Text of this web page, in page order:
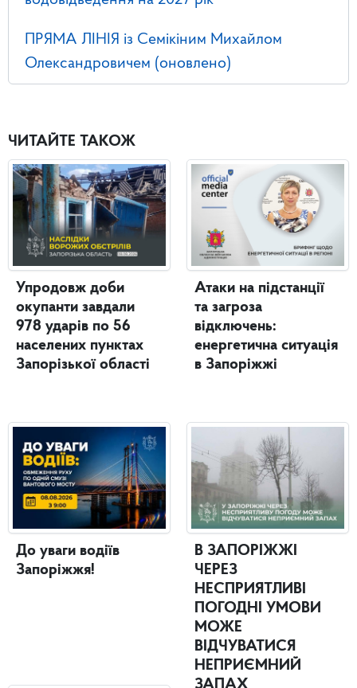
ПРЯМА ЛІНІЯ із Семікіним Михайлом
Олександровичем (оновлено)
ЧИТАЙТЕ ТАКОЖ
Упродовж доби
окупанти завдали
978 ударів по 56
населених пунктах
Запорізької області
До уваги водіїв
Запоріжжя!
Атаки на підстанції
та загроза
відключень:
енергетична ситуація
в Запоріжжі
В ЗАПОРІЖЖІ
ЧЕРЕЗ
НЕСПРИЯТЛИВІ
ПОГОДНІ УМОВИ
МОЖЕ
ВІДЧУВАТИСЯ
НЕПРИЄМНИЙ